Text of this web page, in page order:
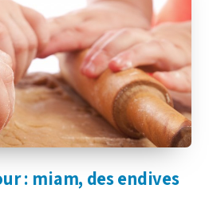
: miam, des endives